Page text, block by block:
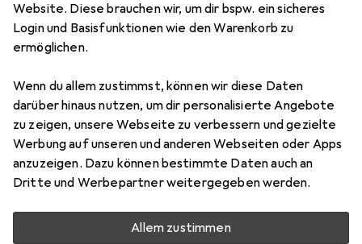
Website. Diese brauchen wir, um dir bspw. ein sicheres
Login und Basisfunktionen wie den Warenkorb zu
ermöglichen.
Wenn du allem zustimmst, können wir diese Daten
darüber hinaus nutzen, um dir personalisierte Angebote
zu zeigen, unsere Webseite zu verbessern und gezielte
Werbung auf unseren und anderen Webseiten oder Apps
anzuzeigen. Dazu können bestimmte Daten auch an
Dritte und Werbepartner weitergegeben werden.
Allem zustimmen
NoreveLederschutzhülle Wallet
Preis in EUR inkl. MwSt.
EUR
88,90
Bewertungen
Zwischen Mo, 14.9. und Sa, 26.9. geliefert
Benachrichtigen, wenn schneller verfügbar